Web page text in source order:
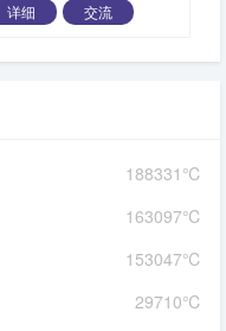
详细
交流
188331℃
163097℃
153047℃
29710℃